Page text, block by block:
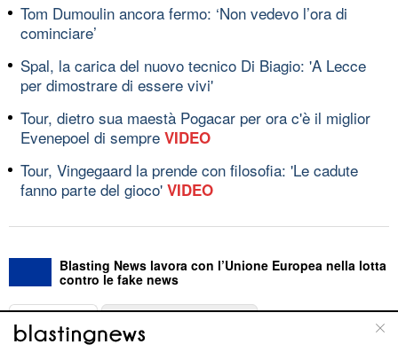
Tom Dumoulin ancora fermo: ‘Non vedevo l’ora di
cominciare’
Spal, la carica del nuovo tecnico Di Biagio: 'A Lecce
per dimostrare di essere vivi'
Tour, dietro sua maestà Pogacar per ora c'è il miglior
Evenepoel di sempre VIDEO
Tour, Vingegaard la prende con filosofia: 'Le cadute
fanno parte del gioco' VIDEO
Blasting News lavora con l’Unione Europea nella lotta
contro le fake news
ABOUT